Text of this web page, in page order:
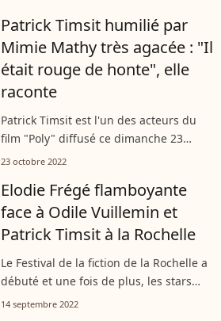
l'Institut Imagine, premier pôle...
Patrick Timsit humilié par
Mimie Mathy très agacée : "Il
était rouge de honte", elle
raconte
Patrick Timsit est l'un des acteurs du
film "Poly" diffusé ce dimanche 23
octobre au soir sur France 2.
pris à une autre humoriste, Mimie
Mathy...
23 octobre 2022
Elodie Frégé flamboyante
face à Odile Vuillemin et
Patrick Timsit à la Rochelle
Le Festival de la fiction de la Rochelle a
débuté et une fois de plus, les stars
étaient au rendez-vous de cet
14 septembre 2022